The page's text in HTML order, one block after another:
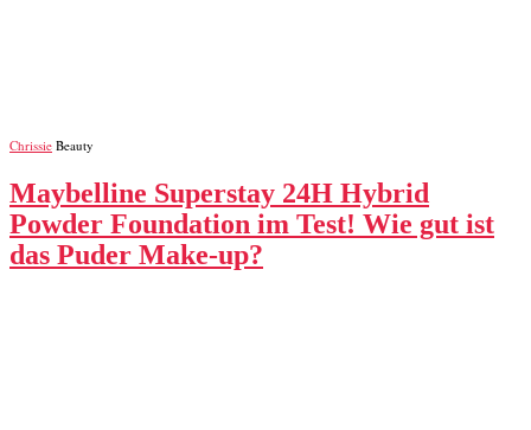
Chrissie Beauty
Maybelline Superstay 24H Hybrid
Powder Foundation im Test! Wie gut ist
das Puder Make-up?